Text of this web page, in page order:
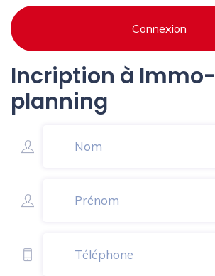
Connexion
Incription à Immo-
planning